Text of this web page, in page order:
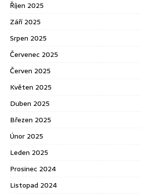
Říjen 2025
Září 2025
Srpen 2025
Červenec 2025
Červen 2025
Květen 2025
Duben 2025
Březen 2025
Únor 2025
Leden 2025
Prosinec 2024
Listopad 2024